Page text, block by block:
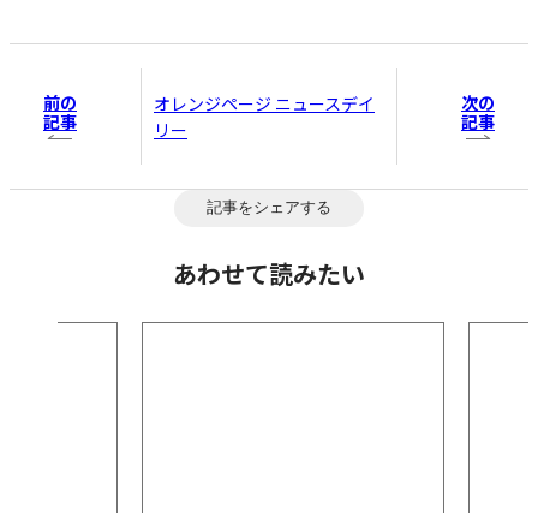
前の
記事
オレンジページ ニュースデイ
リー
次の
記事
記事をシェアする
あわせて読みたい